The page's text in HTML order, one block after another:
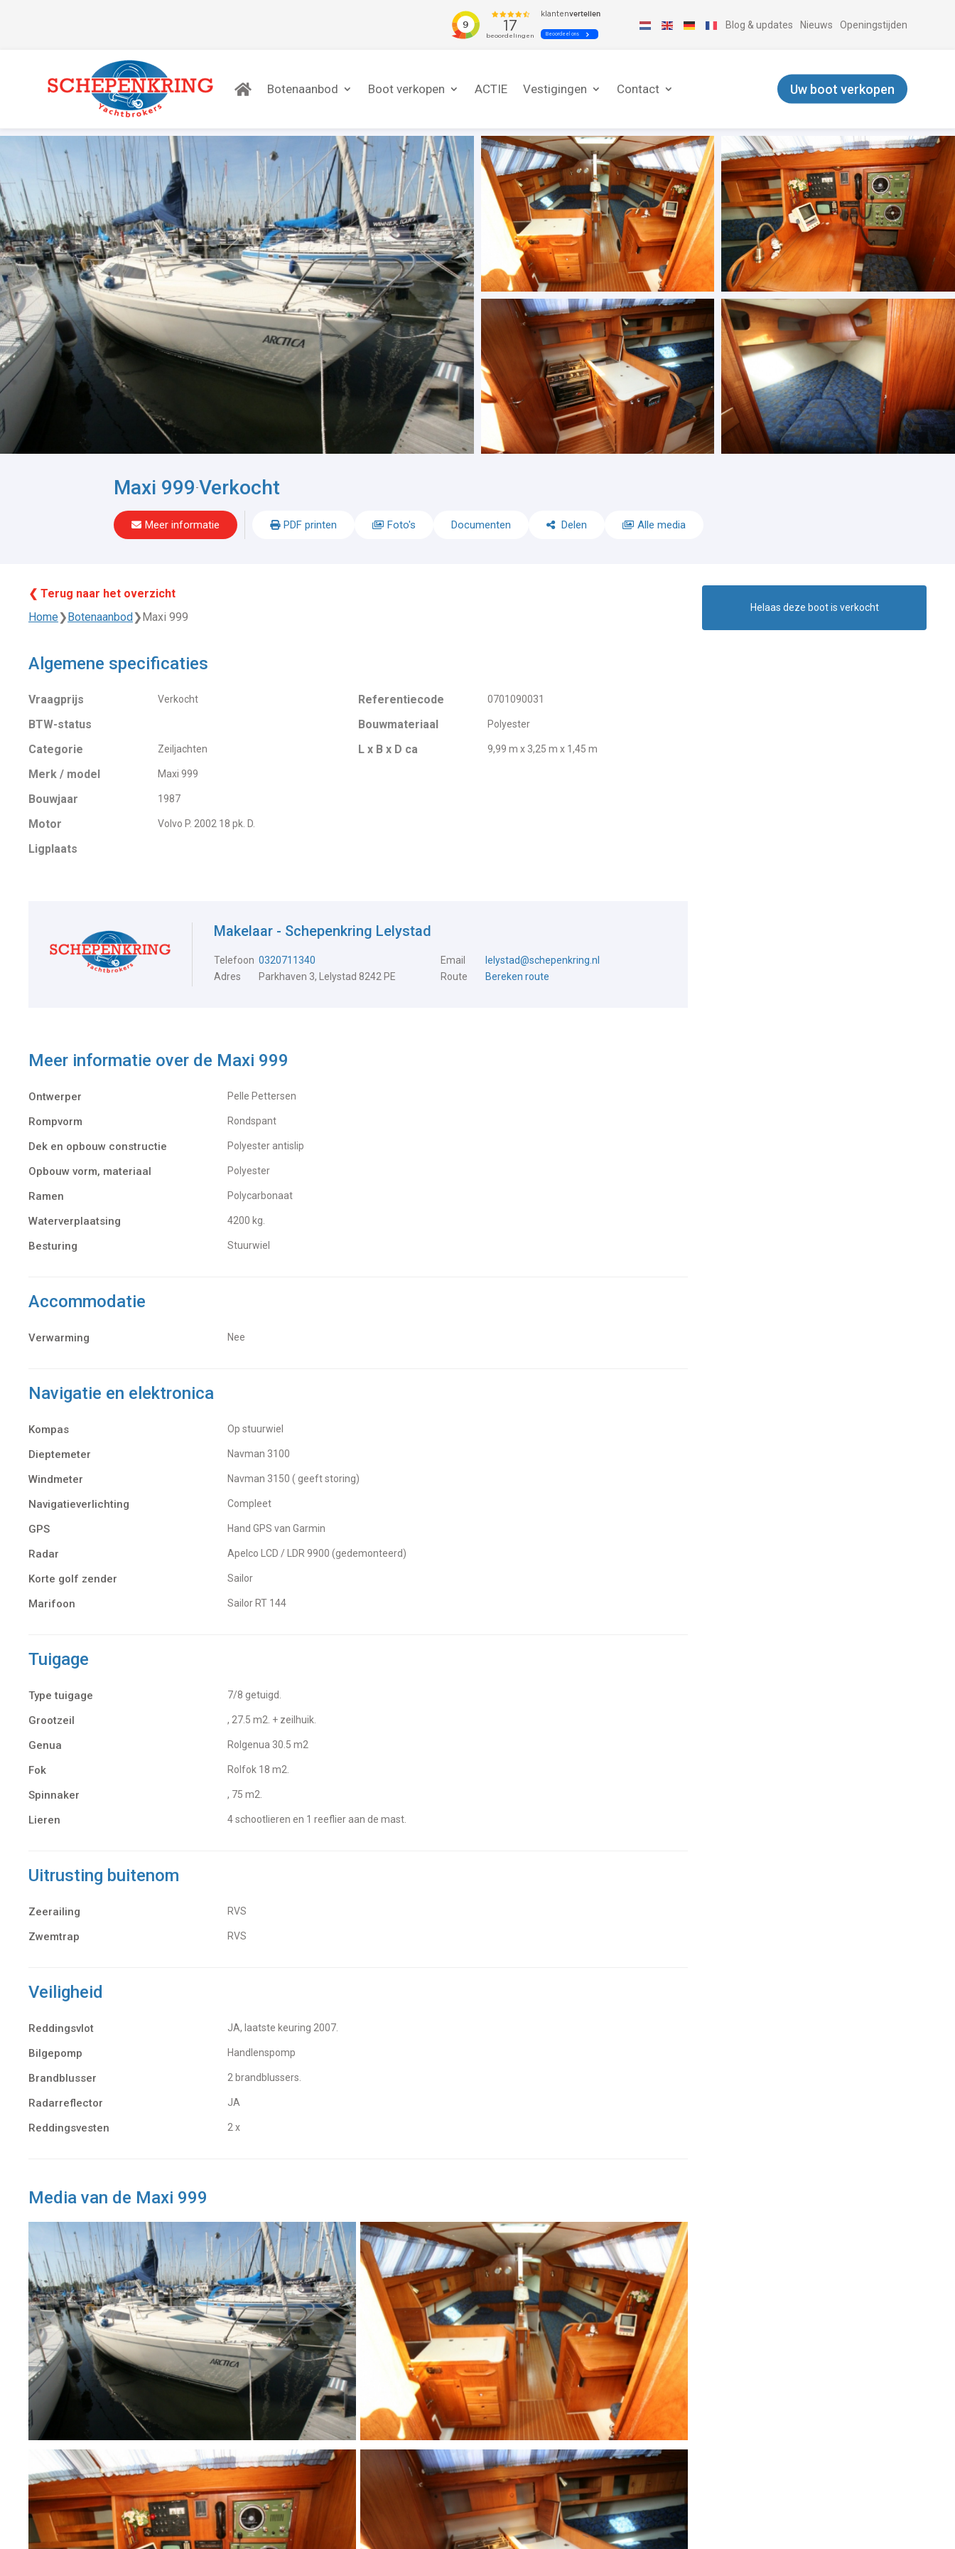
Blog & updates Nieuws Openingstijden
Botenaanbod Boot verkopen ACTIE Vestigingen Contact Uw boot verkopen
Maxi 999-Verkocht
Meer informatie PDF printen Foto's Documenten Delen Alle media
❮ Terug naar het overzicht
Home❯Botenaanbod❯Maxi 999
Algemene specificaties
Vraagprijs Verkocht
BTW-status
Categorie
Zeiljachten
Merk / model Maxi 999
Bouwjaar 1987
Motor Volvo P. 2002 18 pk. D.
Ligplaats
Referentiecode 0701090031
Bouwmateriaal Polyester
L x B x D ca 9,99 m x 3,25 m x 1,45 m
Makelaar - Schepenkring Lelystad
Telefoon 0320711340 Email
lelystad@schepenkring.nl
Adres
Parkhaven 3, Lelystad 8242 PE Route Bereken route
Meer informatie over de Maxi 999
Ontwerper Pelle Pettersen
Rompvorm Rondspant
Dek en opbouw constructie Polyester antislip
Opbouw vorm, materiaal Polyester
Ramen Polycarbonaat
Waterverplaatsing 4200 kg.
Besturing Stuurwiel
Accommodatie
Verwarming Nee
Navigatie en elektronica
Kompas Op stuurwiel
Dieptemeter Navman 3100
Windmeter Navman 3150 ( geeft storing)
Navigatieverlichting Compleet
GPS Hand GPS van Garmin
Radar Apelco LCD / LDR 9900 (gedemonteerd)
Korte golf zender Sailor
Marifoon Sailor RT 144
Tuigage
Type tuigage 7/8 getuigd.
Grootzeil , 27.5 m2. + zeilhuik.
Genua Rolgenua 30.5 m2
Fok Rolfok 18 m2.
Spinnaker , 75 m2.
Lieren 4 schootlieren en 1 reeflier aan de mast.
Uitrusting buitenom
Zeerailing RVS
Zwemtrap RVS
Veiligheid
Reddingsvlot JA, laatste keuring 2007.
Bilgepomp Handlenspomp
Brandblusser 2 brandblussers.
Radarreflector JA
Reddingsvesten 2 x
Media van de Maxi 999
Helaas deze boot is verkocht